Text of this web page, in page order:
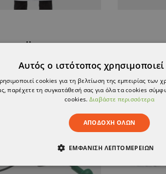
ΑΓΌΡΑΣΑΝ ΕΠΊΣΗΣ:
ΈΧΕΙ ΕΞΑΝΤΛΗΘΕΊ
Αυτός ο ιστότοπος
cookies για τη βελτίωση της εμπειρίας των
παρέχετε τη συγκατάθεσή σας για όλα τα cookies
cookies. Διαβάστε περισσότερα
ΑΠΟΔΟΧΉ ΌΛΩΝ
ΕΜΦΆΝΙΣΗ ΛΕΠΤΟΜΕΡΕΙΏΝ
ΑΠΌΔΟΣΗΣ ΣΤΌΧΕΥΣΗΣ